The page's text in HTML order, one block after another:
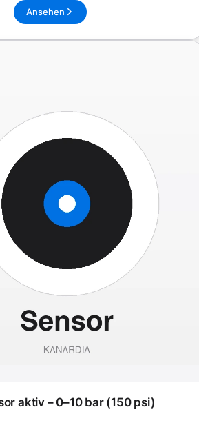
Ansehen
aktiv – 0–10 bar (150 psi)